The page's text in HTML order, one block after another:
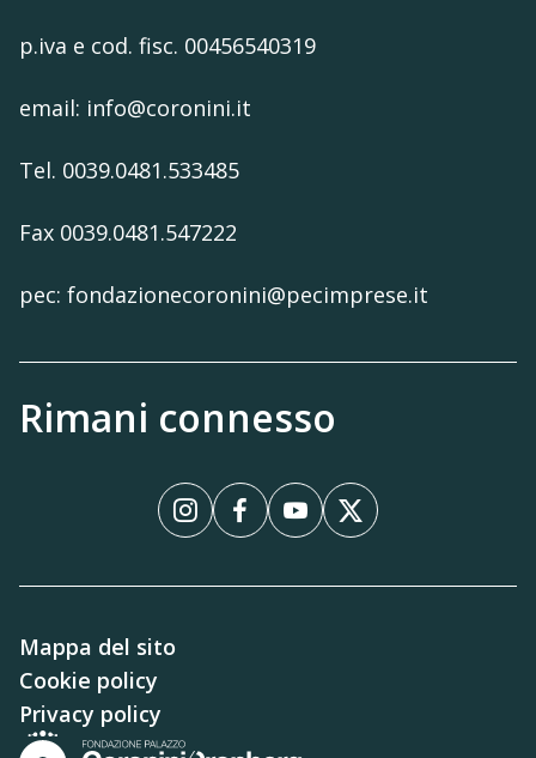
p.iva e cod. fisc. 00456540319
email: info@coronini.it
Tel. 0039.0481.533485
Fax 0039.0481.547222
pec: fondazionecoronini@pecimprese.it
Rimani connesso
InstagramFacebookYouTube
X
Mappa del sito
Cookie policy
Privacy policy